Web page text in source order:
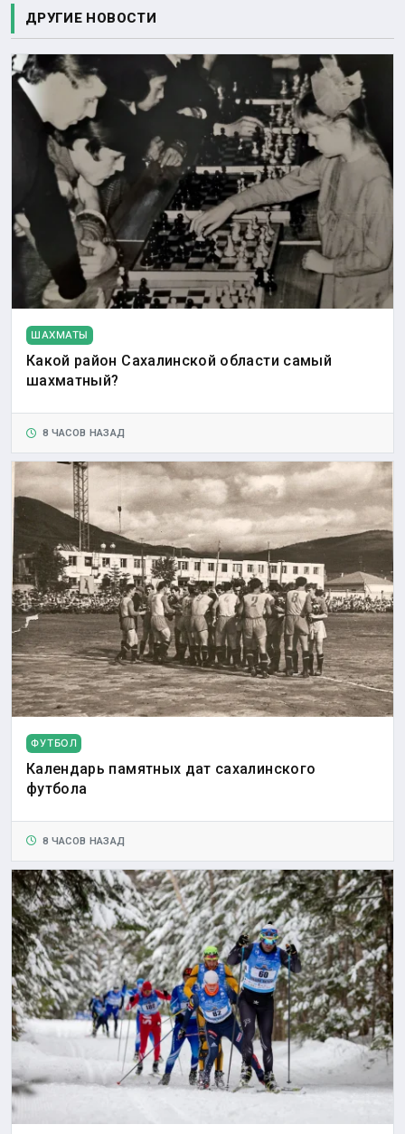
ДРУГИЕ НОВОСТИ
ШАХМАТЫ
Какой район Сахалинской области самый
шахматный?
8 ЧАСОВ НАЗАД
ФУТБОЛ
Календарь памятных дат сахалинского
футбола
8 ЧАСОВ НАЗАД